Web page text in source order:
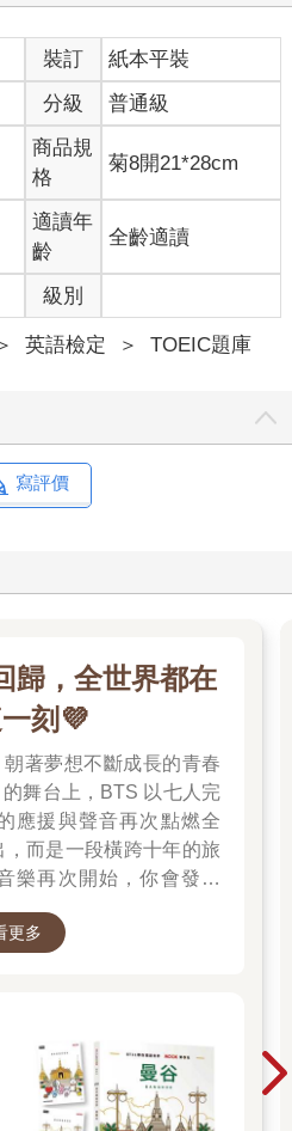
裝訂
紙本平裝
分級 普通級
商品規
格
菊8開21*28cm
適讀年
齡
全齡適讀
級別
英語檢定 ＞ TOEIC題庫
寫評價
歸，全世界都在
刻💜
著夢想不斷成長的青春
舞台上，BTS 以七人完
應援與聲音再次點燃全
而是一段橫跨十年的旅
樂再次開始，你會發現
，其實從未離開過。 💜
更多